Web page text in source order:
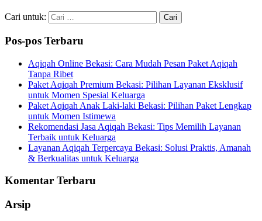
Cari untuk:
Pos-pos Terbaru
Aqiqah Online Bekasi: Cara Mudah Pesan Paket Aqiqah
Tanpa Ribet
Paket Aqiqah Premium Bekasi: Pilihan Layanan Eksklusif
untuk Momen Spesial Keluarga
Paket Aqiqah Anak Laki-laki Bekasi: Pilihan Paket Lengkap
untuk Momen Istimewa
Rekomendasi Jasa Aqiqah Bekasi: Tips Memilih Layanan
Terbaik untuk Keluarga
Layanan Aqiqah Terpercaya Bekasi: Solusi Praktis, Amanah
& Berkualitas untuk Keluarga
Komentar Terbaru
Arsip